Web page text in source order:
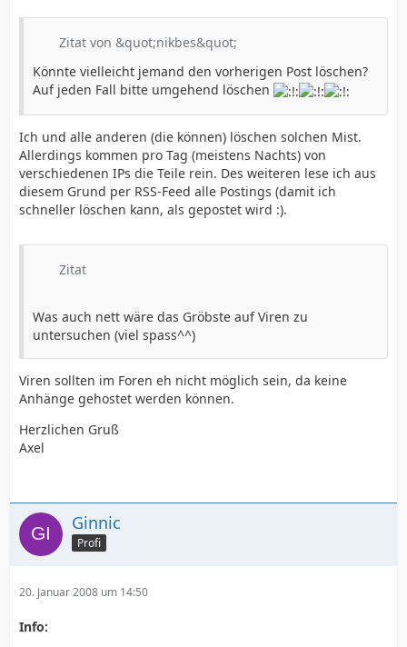
Zitat von &quot;nikbes&quot;
Könnte vielleicht jemand den vorherigen Post löschen?
Auf jeden Fall bitte umgehend löschen
Ich und alle anderen (die können) löschen solchen Mist.
Allerdings kommen pro Tag (meistens Nachts) von
verschiedenen IPs die Teile rein. Des weiteren lese ich aus
diesem Grund per RSS-Feed alle Postings (damit ich
schneller löschen kann, als gepostet wird :).
Zitat
Was auch nett wäre das Gröbste auf Viren zu
untersuchen (viel spass^^)
Viren sollten im Foren eh nicht möglich sein, da keine
Anhänge gehostet werden können.
Herzlichen Gruß
Axel
Ginnic
Profi
20. Januar 2008 um 14:50
Info: